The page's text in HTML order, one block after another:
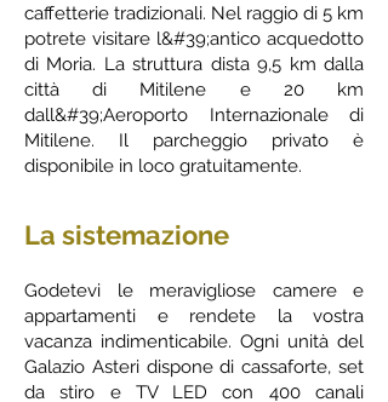
caffetterie tradizionali. Nel raggio di 5 km
potrete visitare l&#39;antico acquedotto
di Moria. La struttura dista 9,5 km dalla
città di Mitilene e 20 km
dall&#39;Aeroporto Internazionale di
Mitilene. Il parcheggio privato è
disponibile in loco gratuitamente.
La sistemazione
Godetevi le meravigliose camere e
appartamenti e rendete la vostra
vacanza indimenticabile. Ogni unità del
Galazio Asteri dispone di cassaforte, set
da stiro e TV LED con 400 canali